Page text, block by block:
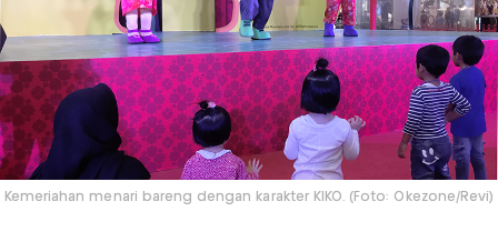
Kemeriahan menari bareng dengan karakter KIKO. (Foto: Okezone/Revi)